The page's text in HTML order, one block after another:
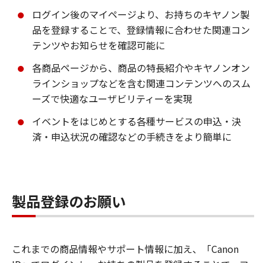
ログイン後のマイページより、お持ちのキヤノン製
品を登録することで、登録情報に合わせた関連コン
テンツやお知らせを確認可能に
各商品ページから、商品の特長紹介やキヤノンオン
ラインショップなどを含む関連コンテンツへのスム
ーズで快適なユーザビリティーを実現
イベントをはじめとする各種サービスの申込・決
済・申込状況の確認などの手続きをより簡単に
製品登録のお願い
これまでの商品情報やサポート情報に加え、「Canon